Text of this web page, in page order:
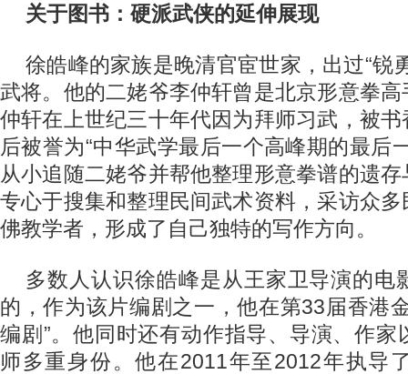
关于图书：硬派武侠的延伸展现
徐皓峰的家族是晚清官宦世家，出过“锐
武将。他的二姥爷李仲轩曾是北京形意拳
仲轩在上世纪三十年代因为拜师习武，被
后被誉为“中华武学最后一个高峰期的最后
从小追随二姥爷并帮他整理形意拳谱的遗
专心于搜集和整理民间武术资料，采访众
佛教学者，形成了自己独特的写作方向。
多数人认识徐皓峰是从王家卫导演的电
的，作为该片编剧之一，他在第33届香港
编剧”。他同时还有动作指导、导演、作家
师多重身份。他在2011年至2012年执导